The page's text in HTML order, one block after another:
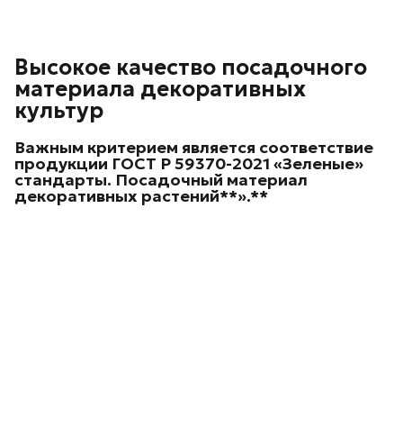
Высокое качество посадочного
материала декоративных
культур
Важным критерием является соответствие
продукции ГОСТ Р 59370-2021 «Зеленые»
стандарты. Посадочный материал
декоративных растений**».**